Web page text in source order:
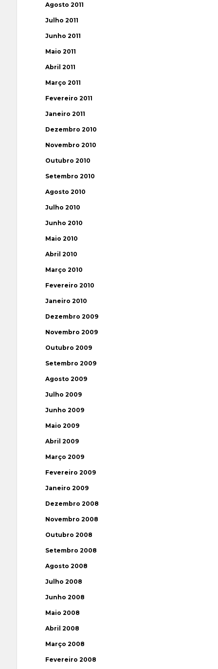
Agosto 2011
Julho 2011
Junho 2011
Maio 2011
Abril 2011
Março 2011
Fevereiro 2011
Janeiro 2011
Dezembro 2010
Novembro 2010
Outubro 2010
Setembro 2010
Agosto 2010
Julho 2010
Junho 2010
Maio 2010
Abril 2010
Março 2010
Fevereiro 2010
Janeiro 2010
Dezembro 2009
Novembro 2009
Outubro 2009
Setembro 2009
Agosto 2009
Julho 2009
Junho 2009
Maio 2009
Abril 2009
Março 2009
Fevereiro 2009
Janeiro 2009
Dezembro 2008
Novembro 2008
Outubro 2008
Setembro 2008
Agosto 2008
Julho 2008
Junho 2008
Maio 2008
Abril 2008
Março 2008
Fevereiro 2008